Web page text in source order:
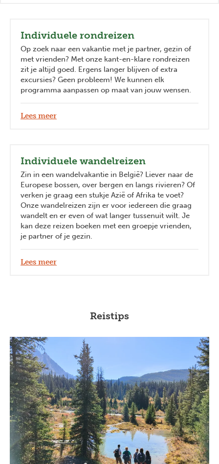
Individuele rondreizen
Op zoek naar een vakantie met je partner, gezin of
met vrienden? Met onze kant-en-klare rondreizen
zit je altijd goed. Ergens langer blijven of extra
excursies? Geen probleem! We kunnen elk
programma aanpassen op maat van jouw wensen.
Lees meer
Individuele wandelreizen
Zin in een wandelvakantie in België? Liever naar de
Europese bossen, over bergen en langs rivieren? Of
verken je graag een stukje Azië of Afrika te voet?
Onze wandelreizen zijn er voor iedereen die graag
wandelt en er even of wat langer tussenuit wilt. Je
kan deze reizen boeken met een groepje vrienden,
je partner of je gezin.
Lees meer
Reistips